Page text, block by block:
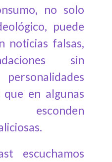
no solo
puede
noticias falsas,
sin
en algunas
esconden
escuchamos